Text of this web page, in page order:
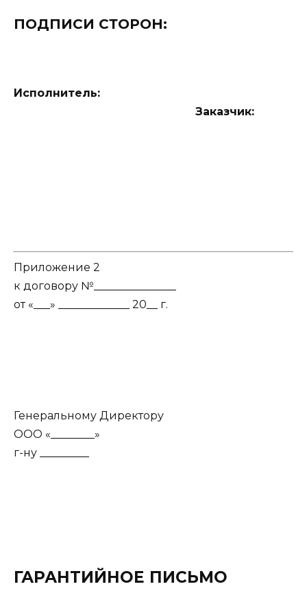
ПОДПИСИ СТОРОН:
Исполнитель:
Заказчик:
Приложение 2
к договору №_______________
от «___» _____________ 20__ г.
Генеральному Директору
ООО «________»
г-ну _________
ГАРАНТИЙНОЕ ПИСЬМО